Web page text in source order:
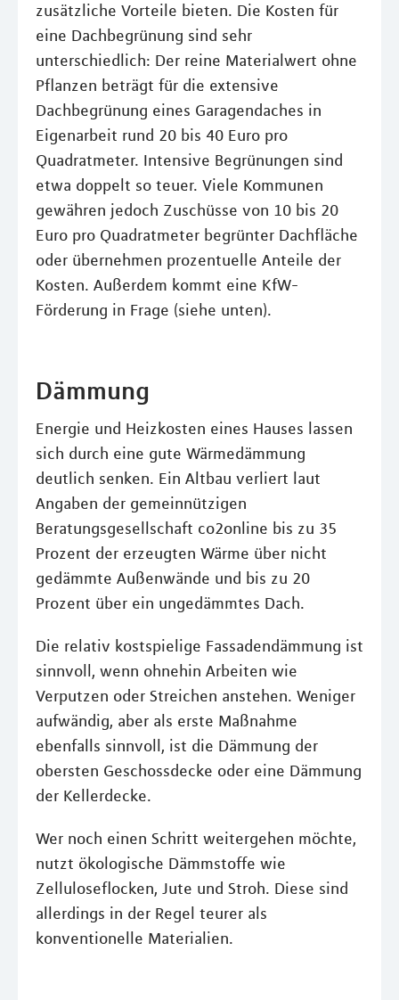
zusätzliche Vorteile bieten. Die Kosten für
eine Dachbegrünung sind sehr
unterschiedlich: Der reine Materialwert ohne
Pflanzen beträgt für die extensive
Dachbegrünung eines Garagendaches in
Eigenarbeit rund 20 bis 40 Euro pro
Quadratmeter. Intensive Begrünungen sind
etwa doppelt so teuer. Viele Kommunen
gewähren jedoch Zuschüsse von 10 bis 20
Euro pro Quadratmeter begrünter Dachfläche
oder übernehmen prozentuelle Anteile der
Kosten. Außerdem kommt eine KfW-
Förderung in Frage (siehe unten).
Dämmung
Energie und Heizkosten eines Hauses lassen
sich durch eine gute Wärmedämmung
deutlich senken. Ein Altbau verliert laut
Angaben der gemeinnützigen
Beratungsgesellschaft co2online bis zu 35
Prozent der erzeugten Wärme über nicht
gedämmte Außenwände und bis zu 20
Prozent über ein ungedämmtes Dach.
Die relativ kostspielige Fassadendämmung ist
sinnvoll, wenn ohnehin Arbeiten wie
Verputzen oder Streichen anstehen. Weniger
aufwändig, aber als erste Maßnahme
ebenfalls sinnvoll, ist die Dämmung der
obersten Geschossdecke oder eine Dämmung
der Kellerdecke.
Wer noch einen Schritt weitergehen möchte,
nutzt ökologische Dämmstoffe wie
Zelluloseflocken, Jute und Stroh. Diese sind
allerdings in der Regel teurer als
konventionelle Materialien.